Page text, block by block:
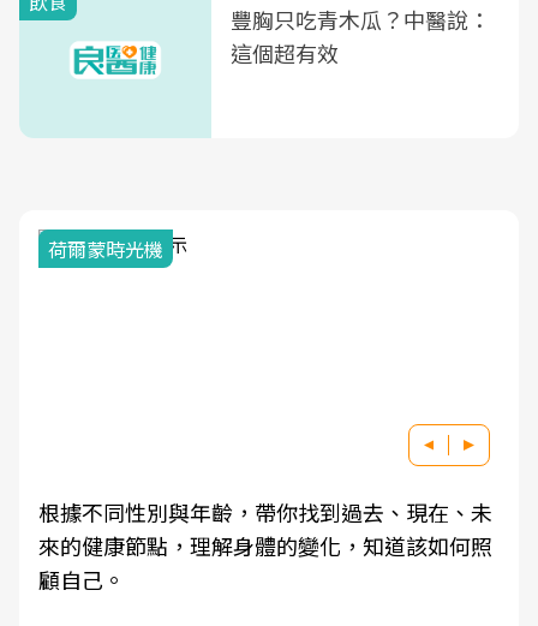
豐胸只吃青木瓜？中醫說：
這個超有效
荷爾蒙時光機
根據不同性別與年齡，帶你找到過去、現在、未
來的健康節點，理解身體的變化，知道該如何照
顧自己。